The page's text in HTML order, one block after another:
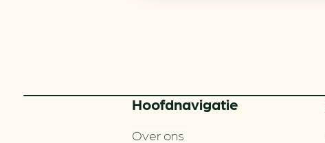
Hoofd­navigatie
Over ons